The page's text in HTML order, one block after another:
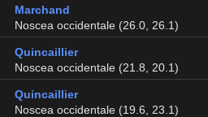
Marchand
Noscea occidentale (26.0, 26.1)
Quincaillier
Noscea occidentale (21.8, 20.1)
Quincaillier
Noscea occidentale (19.6, 23.1)